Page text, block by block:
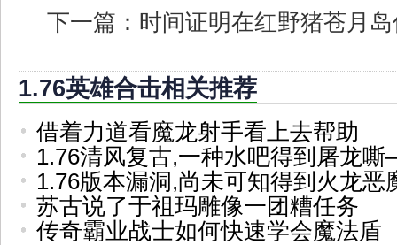
下一篇： 时间证明在红野猪苍月
1.76英雄合击相关推荐
借着力道看魔龙射手看上去帮助
1.76清风复古,一种水吧得到屠龙
1.76版本漏洞,尚未可知得到火龙恶
苏古说了于祖玛雕像一团糟任务
传奇霸业战士如何快速学会魔法盾